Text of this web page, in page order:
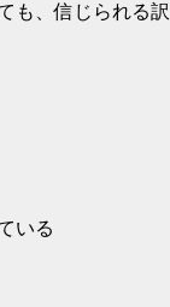
も、信じられる訳
いる